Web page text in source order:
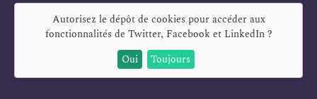
Autorisez le dépôt de cookies pour accéder aux
fonctionnalités de Twitter, Facebook et LinkedIn?
Oui
Toujours